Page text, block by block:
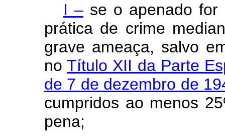
I –se o apenado for
prática de crime
grave ameaça, salvo
noTítulo XII da Parte
de 7 de dezembro de
cumpridos ao menos
pena;